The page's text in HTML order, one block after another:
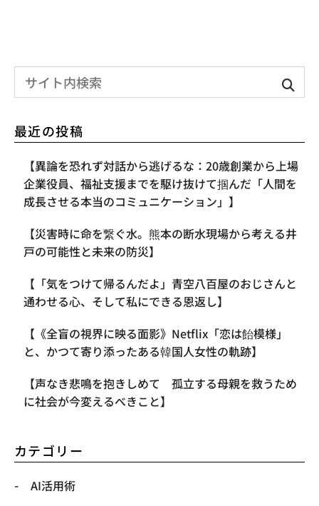
最近の投稿
【異論を恐れず対話から逃げるな：20歳創業から上場
企業役員、福祉支援までを駆け抜けて掴んだ「人間を
成長させる本当のコミュニケーション」】
【災害時に命を繋ぐ水。熊本の断水現場から考える井
戸の可能性と未来の防災】
【「気をつけて帰るんだよ」青空八百屋のおじさんと
通わせる心、そして私にできる恩返し】
【《全盲の視界に映る面影》Netflix「恋は飴模様」
と、かつて寄り添ったある韓国人女性の軌跡】
【声なき悲鳴を抱きしめて 孤立する母親を救うため
に社会が今変えるべきこと】
カテゴリー
AI活用術